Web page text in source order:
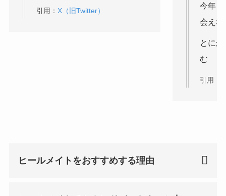
引用： X（旧Twitter）
今年も
会えな
とに
む
引用：
ヒールメイトをおすすめする理由